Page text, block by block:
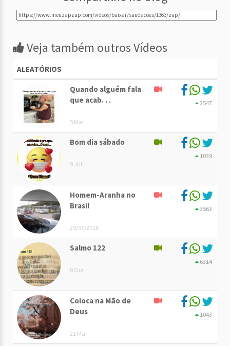
Veja também outros Vídeos
ALEATÓRIOS
Quando alguém fala
que acab. . .
5 Mar
2547
Bom dia sábado
9 Jul
1039
Homem-Aranha no
Brasil
29/05/2016
3563
Salmo 122
8 Out
6314
Coloca na Mão de
Deus
21 Mar
1043